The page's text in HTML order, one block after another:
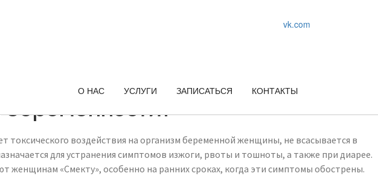
vk.com
О НАС
УСЛУГИ ЗАПИСАТЬСЯ КОНТАКТЫ
токсического воздействия на организм беременной женщины, не всасывается в
для устранения симптомов изжоги, рвоты и тошноты, а также при диарее.
«Смекту», особенно на ранних сроках, когда эти симптомы обострены.